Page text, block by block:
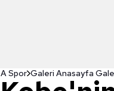
A Spor Galeri Anasayfa